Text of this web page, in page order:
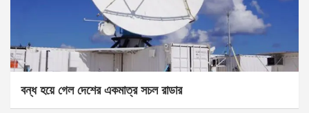
বন্ধ হয়ে গেল দেশের একমাত্র সচল রাডার